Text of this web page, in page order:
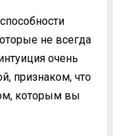
не всегда
очень
признаком, что
которым вы